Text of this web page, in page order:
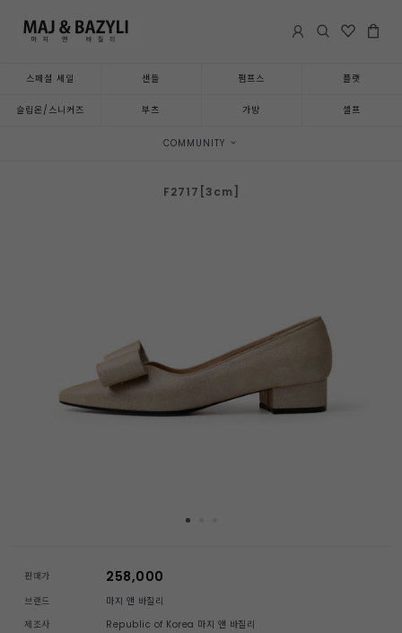
스페셜 세일 샌들 펌프스 플랫
슬립온/스니커즈 부츠 가방 셀프
COMMUNITY
F2717[3cm]
판매가 258,000
브랜드
마지 앤 바질리
제조사
Republic of Korea 마지 앤 바질리